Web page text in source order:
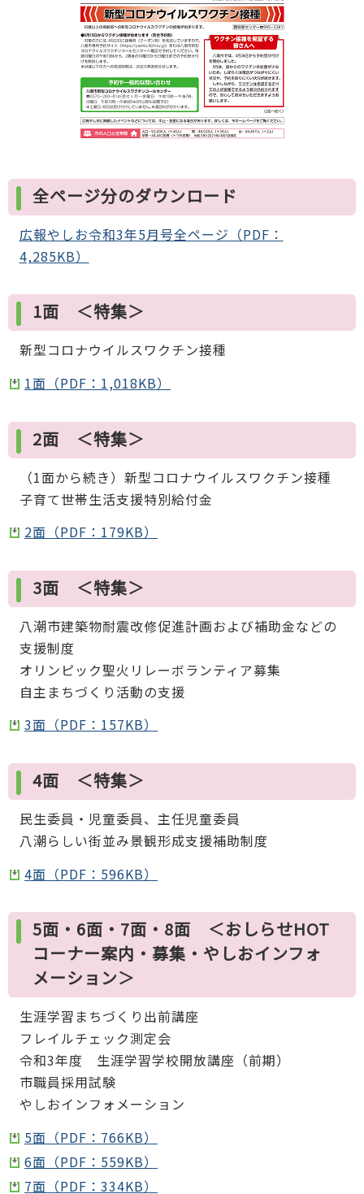
全ページ分のダウンロード
広報やしお令和3年5月号全ページ（PDF：
4,285KB）
1面 ＜特集＞
新型コロナウイルスワクチン接種
1面（PDF：1,018KB）
2面 ＜特集＞
（1面から続き）新型コロナウイルスワクチン接種
子育て世帯生活支援特別給付金
2面（PDF：179KB）
3面 ＜特集＞
八潮市建築物耐震改修促進計画および補助金などの
支援制度
オリンピック聖火リレーボランティア募集
自主まちづくり活動の支援
3面（PDF：157KB）
4面 ＜特集＞
民生委員・児童委員、主任児童委員
八潮らしい街並み景観形成支援補助制度
4面（PDF：596KB）
5面・6面・7面・8面 ＜おしらせHOT
コーナー案内・募集・やしおインフォ
メーション＞
生涯学習まちづくり出前講座
フレイルチェック測定会
令和3年度 生涯学習学校開放講座（前期）
市職員採用試験
やしおインフォメーション
5面（PDF：766KB）
6面（PDF：559KB）
7面（PDF：334KB）